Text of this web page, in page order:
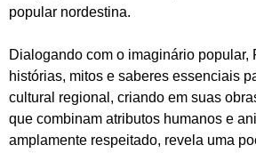
popular nordestina.
Dialogando com o imaginário popular,
histórias, mitos e saberes essenciais
cultural regional, criando em suas
que combinam atributos humanos e
amplamente respeitado, revela uma